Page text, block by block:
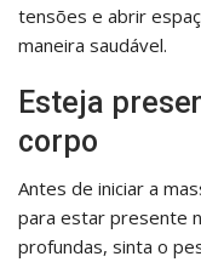
tensões e abrir
maneira saudável.
Esteja
corpo
Antes de iniciar a
para estar presente
profundas, sinta o